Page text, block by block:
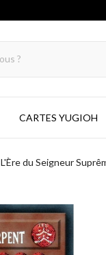
CARTES YUGIOH
L'Ère du Seigneur